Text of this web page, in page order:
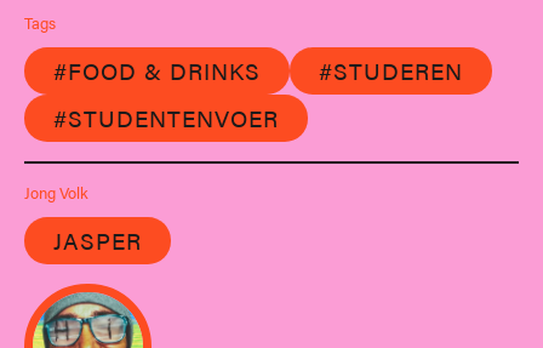
Tags
#FOOD & DRINKS
#STUDEREN
#STUDENTENVOER
Jong Volk
JASPER